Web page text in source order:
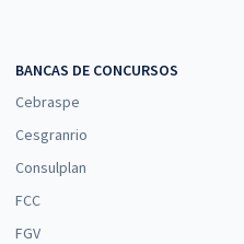
BANCAS DE CONCURSOS
Cebraspe
Cesgranrio
Consulplan
FCC
FGV